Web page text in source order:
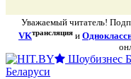
Уважаемый читатель!
VKтрансляция и
Шоубизнес
Беларуси